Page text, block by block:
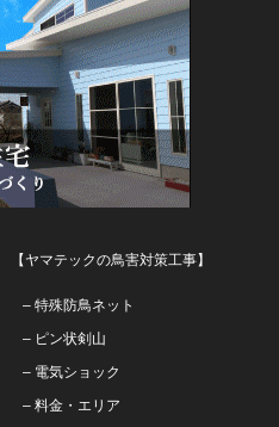
【ヤマテックの鳥害対策工事】
– 特殊防鳥ネット
– ピン状剣山
– 電気ショック
– 料金・エリア